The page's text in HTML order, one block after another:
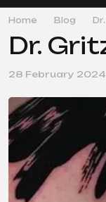
Home Blog
Dr.
28 February 2024